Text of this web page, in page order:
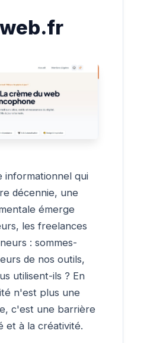
informationnel qui
décennie, une
émerge
les freelances
: sommes-
de nos outils,
utilisent-ils ? En
n'est plus une
c'est une barrière
et à la créativité.